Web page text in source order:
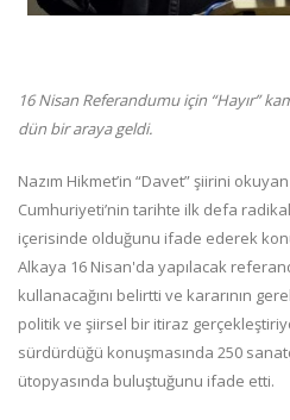
16 Nisan Referandumu için “Hayır”
dün bir araya geldi.
Nazım Hikmet’in “Davet” şiirini
Cumhuriyeti’nin tarihte ilk defa radikal
içerisinde olduğunu ifade ederek
Alkaya 16 Nisan'da yapılacak
kullanacağını belirtti ve kararının
politik ve şiirsel bir itiraz
sürdürdüğü konuşmasında 250
ütopyasında buluştuğunu ifade etti.